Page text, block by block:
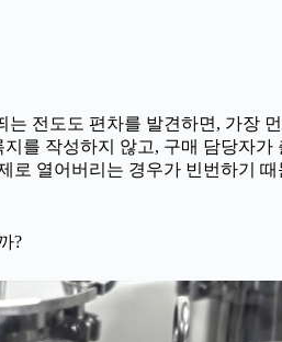
전도도 편차를 발견하면, 가장
를 작성하지 않고, 구매 담당자가
열어버리는 경우가 빈번하기
?